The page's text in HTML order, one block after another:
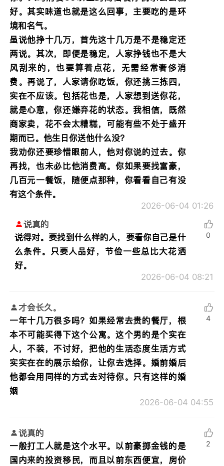
好。其实味道也就是这么回事，主要吃的是环
境和名气。
虽说他挣十几万，首先这十几万是不是稳定还
两说。其次，即便是稳定，人家挣钱也不是大
风刮来的，也要算着点花，无需经常奢侈消
费。再说了，人家请你吃饭，你还挑三拣四，
实在不应该。包括花也是，人家想到送你花，
就是心意，你还嫌弃花的状态。我相信，既然
商家卖，花不会太糟糕，可能有些不处于盛开
期而已。他生日你送他什么没？
我劝你还要珍惜眼前人，他对你说的过去。你
再找，也未必比他消费高。你如果要找富豪，
几百元一餐饭，随便点那种，你看看自己有没
有这个条件。
2026-06-04 01:26
说真的
说得对。要找到什么样的人，要看你自己是什
么条件。只要人品好，节俭一些总比大花洒
好。
2026-06-04 08:21
0
才会长久。
一年十几万很多吗？如果经常去贵的餐厅，根
本不可能买得下这个公寓。这个男的是个实在
人，不装，不讨好，把他的生活态度生活方式
实实在在的展示给你，让你去选择。婚前婚后
他都会用同样的方式去对待你。只有这样的婚
姻
2026-06-04 04:55
4
说真的
一般打工人就是这个水平。以前豪掷金钱的是
国内来的投资移民，而且以前东西便宜，房价
2